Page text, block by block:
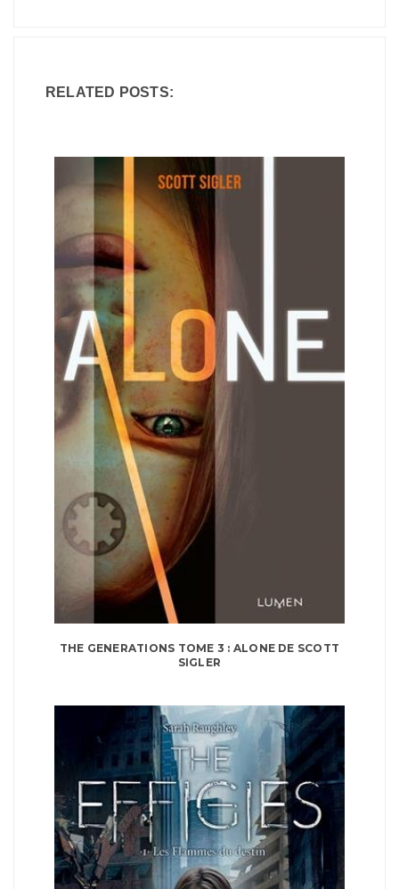
RELATED POSTS:
THE GENERATIONS TOME 3 : ALONE DE SCOTT
SIGLER